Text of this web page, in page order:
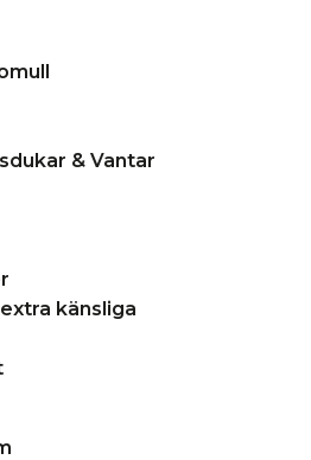
& Vantar
känsliga